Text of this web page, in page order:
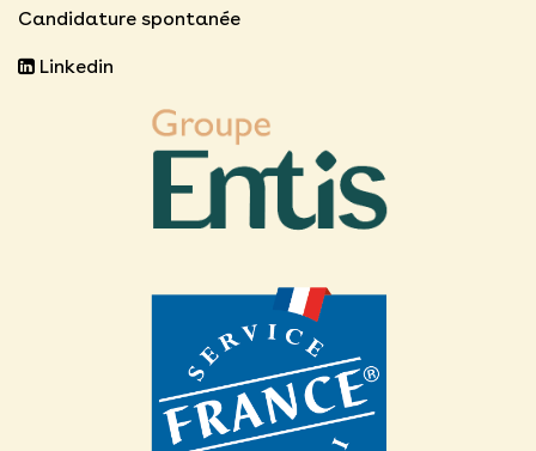
Candidature spontanée
Linkedin